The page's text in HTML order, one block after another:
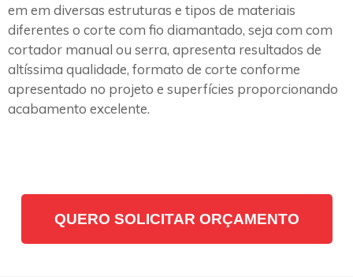
em em diversas estruturas e tipos de materiais
diferentes o corte com fio diamantado, seja com com
cortador manual ou serra, apresenta resultados de
altíssima qualidade, formato de corte conforme
apresentado no projeto e superfícies proporcionando
acabamento excelente.
QUERO SOLICITAR ORÇAMENTO